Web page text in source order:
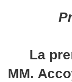
La
MM.